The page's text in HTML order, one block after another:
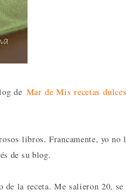
de Mar de Mis recetas
libros. Francamente, yo no
de su blog.
de la receta. Me salieron 20, se